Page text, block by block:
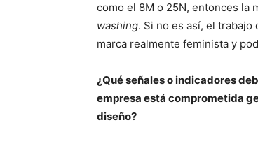
como el 8M o 25N, entonces la
washing. Si no es así, el
marca realmente feminista y
¿Qué señales o indicadores
empresa está comprometida
diseño?